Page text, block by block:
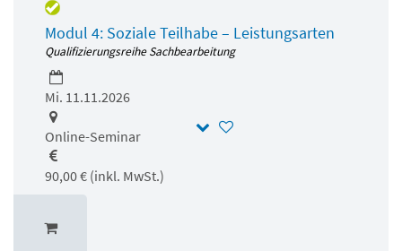
Modul 4: Soziale Teilhabe – Leistungsarten
Qualifizierungsreihe Sachbearbeitung
Mi. 11.11.2026
Online-Seminar
90,00 € (inkl. MwSt.)